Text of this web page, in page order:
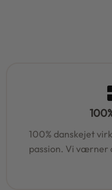
100% danskejet
passion. Vi værner